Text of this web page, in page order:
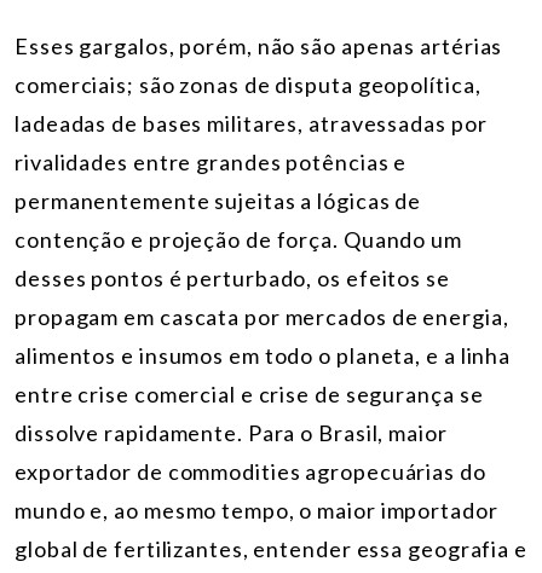
Esses gargalos, porém, não são apenas artérias
comerciais; são zonas de disputa geopolítica,
ladeadas de bases militares, atravessadas por
rivalidades entre grandes potências e
permanentemente sujeitas a lógicas de
contenção e projeção de força. Quando um
desses pontos é perturbado, os efeitos se
propagam em cascata por mercados de energia,
alimentos e insumos em todo o planeta, e a linha
entre crise comercial e crise de segurança se
dissolve rapidamente. Para o Brasil, maior
exportador de commodities agropecuárias do
mundo e, ao mesmo tempo, o maior importador
global de fertilizantes, entender essa geografia e